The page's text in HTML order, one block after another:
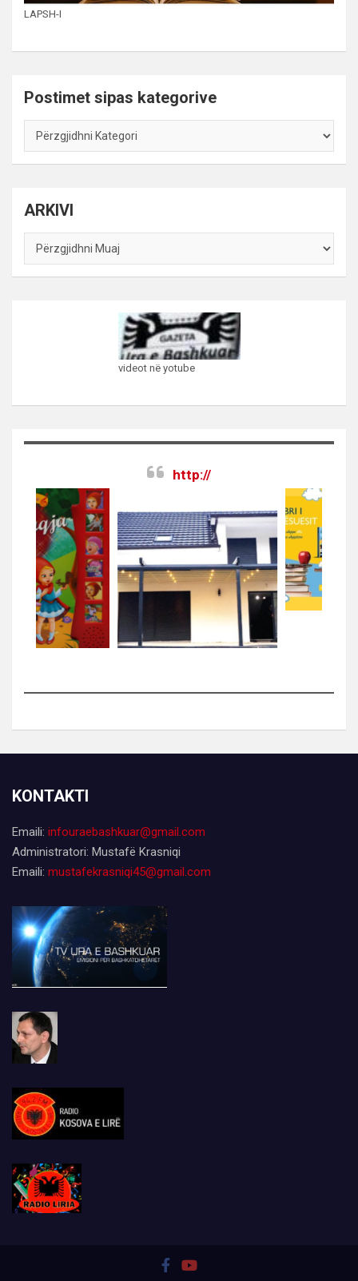
LAPSH-I
Postimet sipas kategorive
Postimet
sipas
kategorive
ARKIVI
ARKIVI
videot në yotube
http://
KONTAKTI
Emaili: infouraebashkuar@gmail.com
Administratori: Mustafë Krasniqi
Emaili: mustafekrasniqi45@gmail.com